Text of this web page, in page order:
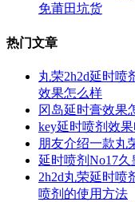
免莆田坑货
热门文章
丸荣2h2d延时喷
效果怎么样
冈岛延时膏效果
key延时喷剂效
朋友介绍一款丸
延时喷剂No17久
2h2d丸荣延时喷
喷剂的使用方法